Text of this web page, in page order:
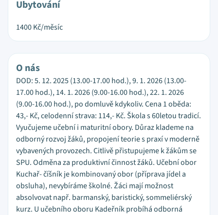
Ubytování
1400Kč/měsíc
O nás
DOD: 5. 12. 2025 (13.00-17.00 hod.), 9. 1. 2026 (13.00-
17.00 hod.), 14. 1. 2026 (9.00-16.00 hod.), 22. 1. 2026
(9.00-16.00 hod.), po domluvě kdykoliv. Cena 1 oběda:
43,- Kč, celodenní strava: 114,- Kč. Škola s 60letou tradicí.
Vyučujeme učební i maturitní obory. Důraz klademe na
odborný rozvoj žáků, propojení teorie s praxí v moderně
vybavených provozech. Citlivě přistupujeme k žákům se
SPU. Odměna za produktivní činnost žáků. Učební obor
Kuchař- číšník je kombinovaný obor (příprava jídel a
obsluha), nevybíráme školné. Žáci mají možnost
absolvovat např. barmanský, baristický, sommeliérský
kurz. U učebního oboru Kadeřník probíhá odborná